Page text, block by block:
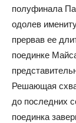
полуфинала
одолев
прервав ее
поединке
Решающая
до последних
поединка